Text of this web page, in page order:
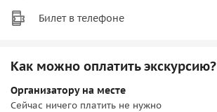
Билет в телефоне
Как можно оплатить экскурсию?
Организатору на месте
Сейчас ничего платить не нужно